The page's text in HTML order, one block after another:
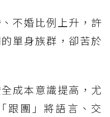
不婚比例上升，許
單身族群，卻苦於
成本意識提高，尤
跟團」將語言、交